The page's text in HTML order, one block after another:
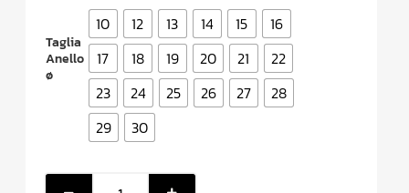
Taglia
Anello
ø
10 12 13 14 15
16
17
18 19 20 21
22
23
24 25 26 27
28
29
30